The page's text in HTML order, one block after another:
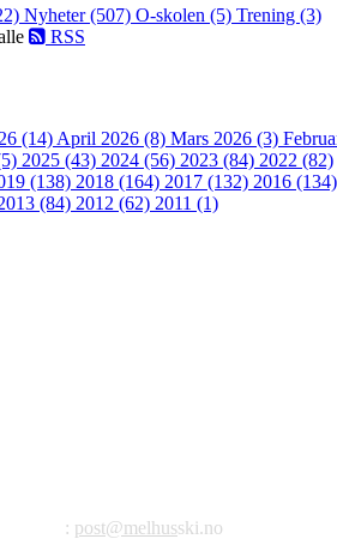
Nyheter (507) O-skolen (5) Trening (3)
RSS
(14) April 2026 (8) Mars 2026 (3)
2025 (43) 2024 (56) 2023 (84) 2022 (82)
(138) 2018 (164) 2017 (132) 2016 (134)
(84) 2012 (62) 2011 (1)
: post@melhusski.no